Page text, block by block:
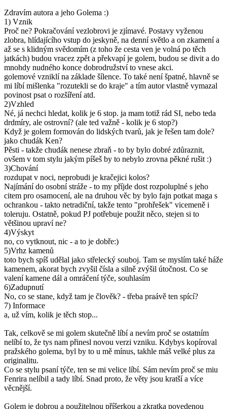
Zdravím autora a jeho Golema :)
1) Vznik
Proč ne? Pokračování vezlobrovi je zjímavé. Postavy vyženou
zlobra, hlídajícího vstup do jeskyně, na denní světlo a on zkamení a
až se s klidným svědomím (z toho že cesta ven je volná po těch
jatkách) budou vracez zpět a překvapí je golem, budou se divit a do
mnohdy nudného konce dobrodružství to vnese akci.
golemové vzniklí na základe šílence. To také není špatné, hlavně se
mi líbí mišlenka "rozutekli se do kraje" a tím autor vlastně vymazal
povinost psat o rozšíření atd.
2)Vzhled
Né, já nechci hledat, kolik je 6 stop. ja mam totiž rád SI, nebo teda
drdmíry, ale ostrovní? (ale ted važně - kolik je 6 stop?)
Když je golem formován do lidských tvarů, jak je řešen tam dole?
jako chudák Ken?
Pěsti - takže chudák nenese zbraň - to by bylo dobré zdůraznit,
ovšem v tom stylu jakým píšeš by to nebylo zrovna pěkné rušit :)
3)Chování
rozdupat v noci, neprobudi je kračejici kolos?
Najímání do osobní stráže - to my příjde dost rozpoluplné s jeho
citem pro osamocení, ale na druhou věc by bylo fajn potkat maga s
ochrankou - takto netradiční, takže tento "prohřešek" vicemeně i
toleruju. Ostatně, pokud PJ potřebuje použit něco, stejen si to
většinou upraví ne?
4)Výskyt
no, co vytknout, nic - a to je dobře:)
5)Vrhz kamenů
toto bych spíš udělal jako střelecký souboj. Tam se myslím také háže
kamenem, akorat bych zvyšil čísla a silně zvýšil útočnost. Co se
valení kamene dál a omráčení týče, souhlasím
6)Zadupnutí
No, co se stane, když tam je člověk? - třeba praávě ten spící?
7) Informace
a, už vím, kolik je těch stop...
Tak, celkově se mi golem skutečně líbí a nevím proč se ostatním
nelíbí to, že tys nam přinesl novou verzi vzniku. Kdybys kopíroval
pražského golema, byl by to u mě mínus, takhle máš velké plus za
originalitu.
Co se stylu psaní týče, ten se mi velice líbí. Sám nevím proč se miu
Fenrira nelíbil a tady líbí. Snad proto, že věty jsou kratší a více
věcnější.
Golem je dobrou a použitelnou příšerkou a zkratka povedenou